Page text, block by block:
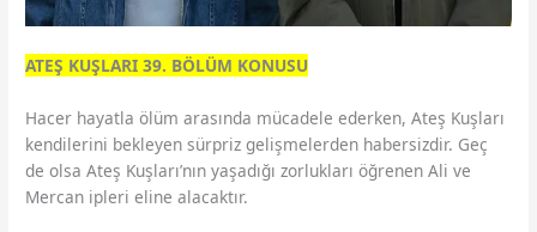
ATEŞ KUŞLARI 39. BÖLÜM KONUSU
Hacer hayatla ölüm arasında mücadele ederken, Ateş Kuşları
kendilerini bekleyen sürpriz gelişmelerden habersizdir. Geç
de olsa Ateş Kuşları’nın yaşadığı zorlukları öğrenen Ali ve
Mercan ipleri eline alacaktır.